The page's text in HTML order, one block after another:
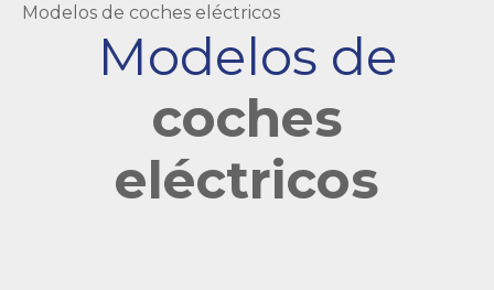
Modelos de coches eléctricos
Modelos de
coches
eléctricos